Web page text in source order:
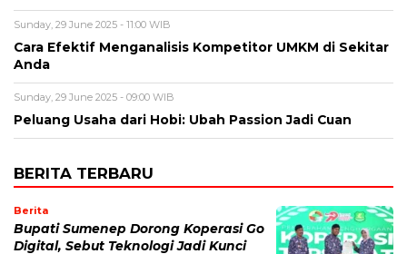
Sunday, 29 June 2025 - 11:00 WIB
Cara Efektif Menganalisis Kompetitor UMKM di Sekitar
Anda
Sunday, 29 June 2025 - 09:00 WIB
Peluang Usaha dari Hobi: Ubah Passion Jadi Cuan
BERITA TERBARU
Berita
Bupati Sumenep Dorong Koperasi Go
Digital, Sebut Teknologi Jadi Kunci